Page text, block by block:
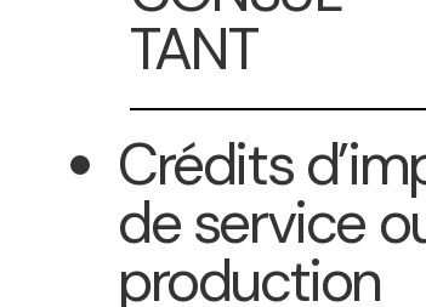
TANT
Crédits
de service
production